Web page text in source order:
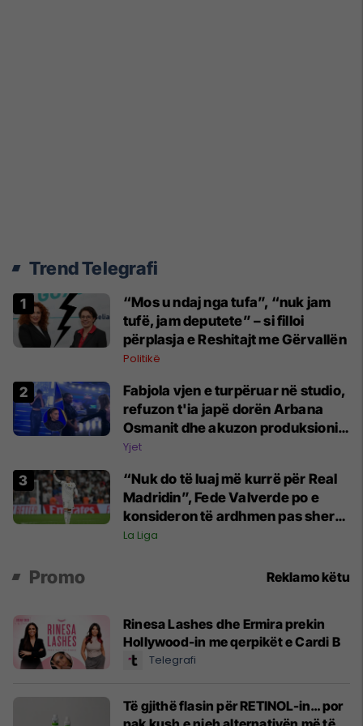
Trend Telegrafi
“Mos u ndaj nga tufa”, “nuk jam
tufë, jam deputete” – si filloi
përplasja e Reshitajt me Gërvallën
Politikë
Fabjola vjen e turpëruar në studio,
refuzon t'ia japë dorën Arbana
Osmanit dhe akuzon produksionin
për favorizime: Banorët po marrin
Yjet
“Nuk do të luaj më kurrë për Real
Madridin”, Fede Valverde po e
konsideron të ardhmen pas sherrit
me Tchouamenin
La Liga
Promo Reklamo këtu
Rinesa Lashes dhe Ermira prekin
Hollywood-in me qerpikët e Cardi B
Telegrafi
Të gjithë flasin për RETINOL-in… por